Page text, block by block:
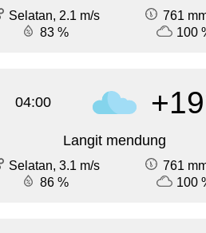
Selatan, 2.1 m/s
761
83 %
100
04:00
Langit mendung
Selatan, 3.1 m/s
761
86 %
100